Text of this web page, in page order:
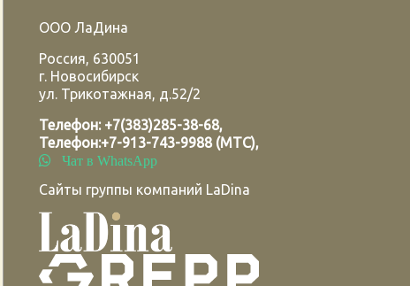
ООО ЛаДина
Россия, 630051
г. Новосибирск
ул. Трикотажная, д.52/2
Телефон: +7(383)285-38-68,
Телефон:+7-913-743-9988 (МТС),
Чат в WhatsApp
Сайты группы компаний LaDina